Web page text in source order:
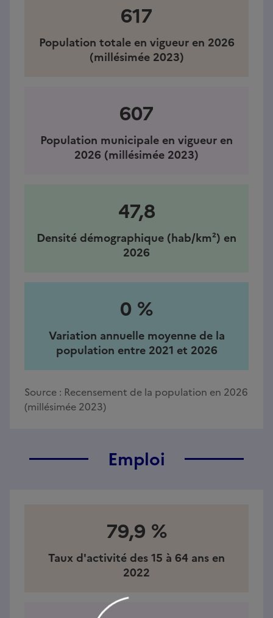
617
Population totale en vigueur en 2026
(millésimée 2023)
607
Population municipale en vigueur en
2026 (millésimée 2023)
47,8
Densité démographique (hab/km²) en
2026
0 %
Variation annuelle moyenne de la
population entre 2021 et 2026
Source : Recensement de la population en 2026
(millésimée 2023)
Emploi
79,9 %
Taux d'activité des 15 à 64 ans en
2022